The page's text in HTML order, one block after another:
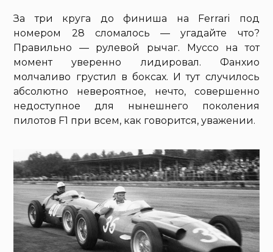
За три круга до финиша на Ferrari под
номером 28 сломалось — угадайте что?
Правильно — рулевой рычаг. Муссо на тот
момент уверенно лидировал. Фанхио
молчаливо грустил в боксах. И тут случилось
абсолютно невероятное, нечто, совершенно
недоступное для нынешнего поколения
пилотов F1 при всем, как говорится, уважении.